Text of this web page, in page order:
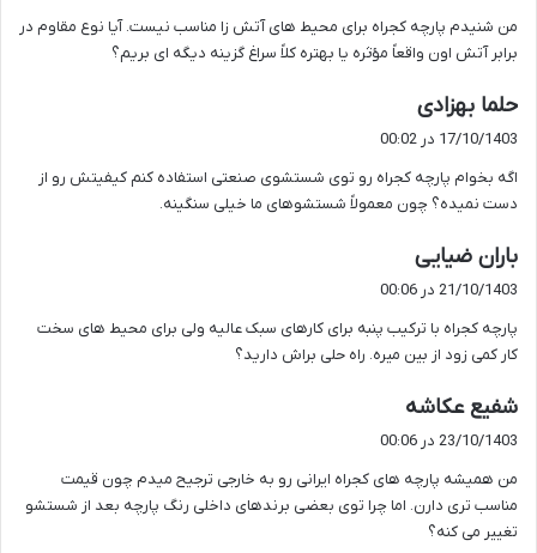
:
من شنیدم پارچه کجراه برای محیط های آتش زا مناسب نیست. آیا نوع مقاوم در
برابر آتش اون واقعاً مؤثره یا بهتره کلاً سراغ گزینه دیگه ای بریم؟
حلما بهزادی
ف
:
17/10/1403 در 00:02
اگه بخوام پارچه کجراه رو توی شستشوی صنعتی استفاده کنم کیفیتش رو از
دست نمیده؟ چون معمولاً شستشوهای ما خیلی سنگینه.
باران ضیایی
ف
:
21/10/1403 در 00:06
پارچه کجراه با ترکیب پنبه برای کارهای سبک عالیه ولی برای محیط های سخت
کار کمی زود از بین میره. راه حلی براش دارید؟
شفیع عکاشه
ف
23/10/1403 در 00:06
من همیشه پارچه های کجراه ایرانی رو به خارجی ترجیح میدم چون قیمت
مناسب تری دارن. اما چرا توی بعضی برندهای داخلی رنگ پارچه بعد از شستشو
تغییر می کنه؟